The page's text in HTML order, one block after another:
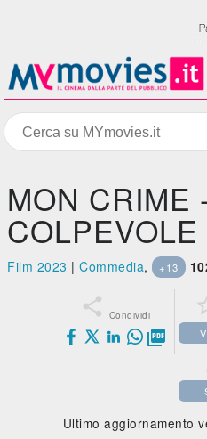
MON CRIME
Film 2023 |Commedia, +13
 Condividi

Ultimo aggiornamento